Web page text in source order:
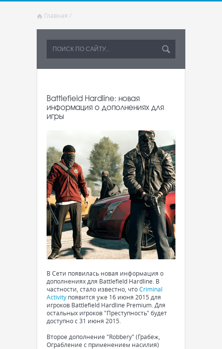
Главная /
Battlefield Hardline: новая
информация о дополнениях для
игры
В Сети появилась новая информация о
дополнениях для Battlefield Hardline. В
частности, стало известно, чтоCriminal
Activity появится уже 16 июня 2015 для
игроков Battlefield Hardline Premium. Для
остальных игроков "Преступность" будет
доступно с 31 июня 2015.
Второе дополнение "Robbery" (Грабеж,
Ограбление с применением насилия)